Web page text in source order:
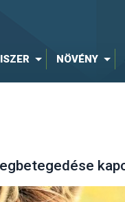
NÖVÉNY